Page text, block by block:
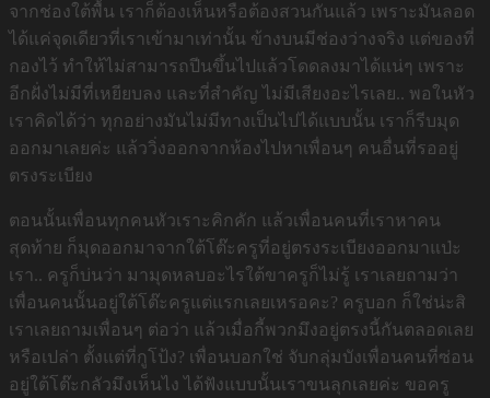
จากช่องใต้พื้น เราก็ต้องเห็นหรือต้องสวนกันแล้ว เพราะมันลอด
ได้แค่จุดเดียวที่เราเข้ามาเท่านั้น ข้างบนมีช่องว่างจริง แต่ของที่
กองไว้ ทำให้ไม่สามารถปีนขึ้นไปแล้วโดดลงมาได้แน่ๆ เพราะ
อีกฝั่งไม่มีที่เหยียบลง และที่สำคัญ ไม่มีเสียงอะไรเลย.. พอในหัว
เราคิดได้ว่า ทุกอย่างมันไม่มีทางเป็นไปได้แบบนั้น เราก็รีบมุด
ออกมาเลยค่ะ แล้ววิ่งออกจากห้องไปหาเพื่อนๆ คนอื่นที่รออยู่
ตรงระเบียง
ตอนนั้นเพื่อนทุกคนหัวเราะคิกคัก แล้วเพื่อนคนที่เราหาคน
สุดท้าย ก็มุดออกมาจากใต้โต๊ะครูที่อยู่ตรงระเบียงออกมาแป่ะ
เรา.. ครูก็บ่นว่า มามุดหลบอะไรใต้ขาครูก็ไม่รู้ เราเลยถามว่า
เพื่อนคนนั้นอยู่ใต้โต๊ะครูแต่แรกเลยเหรอคะ? ครูบอก ก็ใช่น่ะสิ
เราเลยถามเพื่อนๆ ต่อว่า แล้วเมื่อกี้พวกมึงอยู่ตรงนี้กันตลอดเลย
หรือเปล่า ตั้งแต่ที่กูโป้ง? เพื่อนบอกใช่ จับกลุ่มบังเพื่อนคนที่ซ่อน
อยู่ใต้โต๊ะกลัวมึงเห็นไง ได้ฟังแบบนั้นเราขนลุกเลยค่ะ ขอครู